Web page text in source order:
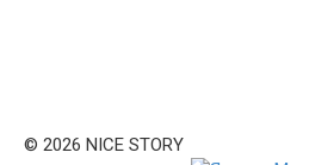
© 2026 NICE STORY